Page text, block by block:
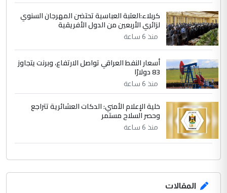
كربلاء:العتبة العباسية تحتضن المهرجان السنوي
لزائري الأربعين من الدول الأفريقية
منذ 6 ساعة
أسعار النفط العراقي تواصل الارتفاع، وبرنت يتجاوز
83 دولارًا
منذ 6 ساعة
خلية الإعلام الأمني: الدكات العشائرية تتراجع
وحصر السلاح مستمر
منذ 6 ساعة
المقالات